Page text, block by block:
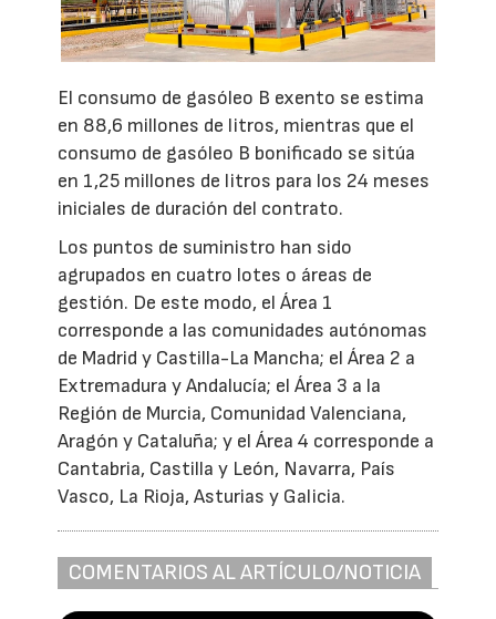
El consumo de gasóleo B exento se estima
en 88,6 millones de litros, mientras que el
consumo de gasóleo B bonificado se sitúa
en 1,25 millones de litros para los 24 meses
iniciales de duración del contrato.
Los puntos de suministro han sido
agrupados en cuatro lotes o áreas de
gestión. De este modo, el Área 1
corresponde a las comunidades autónomas
de Madrid y Castilla-La Mancha; el Área 2 a
Extremadura y Andalucía; el Área 3 a la
Región de Murcia, Comunidad Valenciana,
Aragón y Cataluña; y el Área 4 corresponde a
Cantabria, Castilla y León, Navarra, País
Vasco, La Rioja, Asturias y Galicia.
COMENTARIOS AL ARTÍCULO/NOTICIA